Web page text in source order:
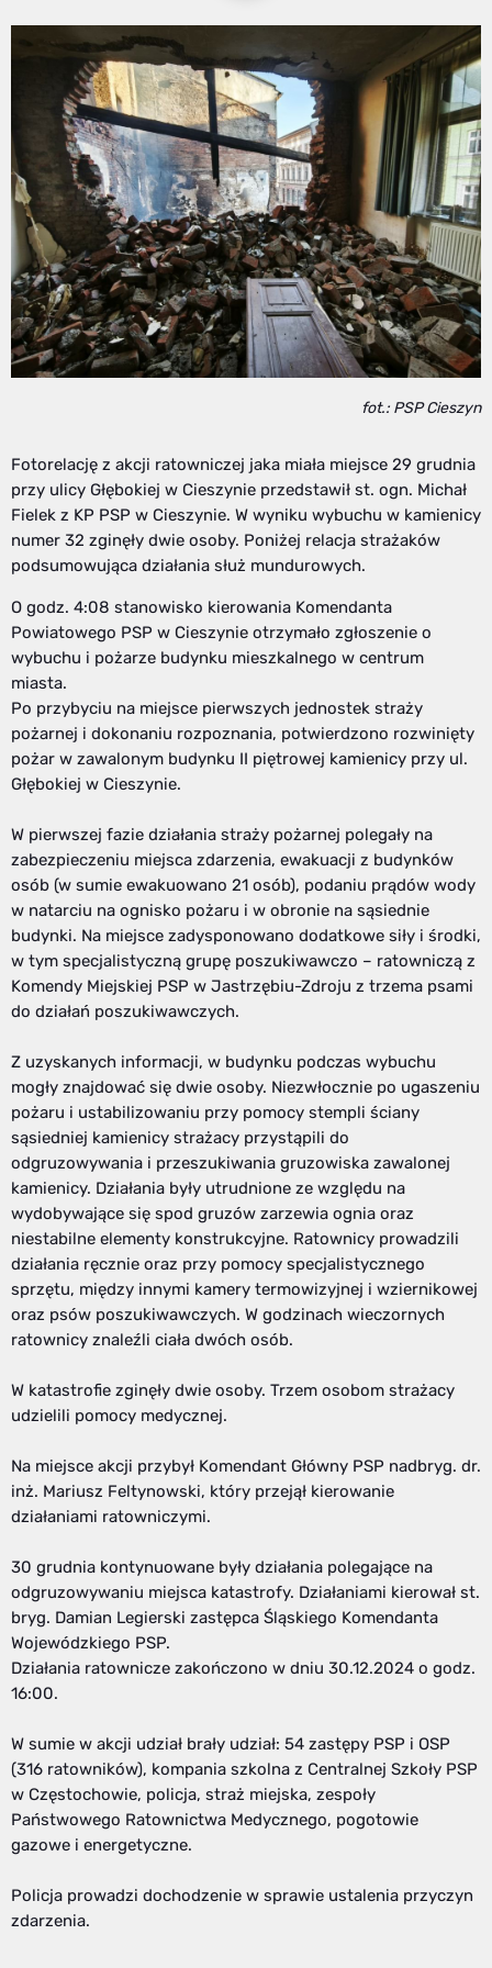
fot.: PSP Cieszyn
Fotorelację z akcji ratowniczej jaka miała miejsce 29 grudnia
przy ulicy Głębokiej w Cieszynie przedstawił st. ogn. Michał
Fielek z KP PSP w Cieszynie. W wyniku wybuchu w kamienicy
numer 32 zginęły dwie osoby. Poniżej relacja strażaków
podsumowująca działania służ mundurowych.
O godz. 4:08 stanowisko kierowania Komendanta
Powiatowego PSP w Cieszynie otrzymało zgłoszenie o
wybuchu i pożarze budynku mieszkalnego w centrum
miasta.
Po przybyciu na miejsce pierwszych jednostek straży
pożarnej i dokonaniu rozpoznania, potwierdzono rozwinięty
pożar w zawalonym budynku II piętrowej kamienicy przy ul.
Głębokiej w Cieszynie.
W pierwszej fazie działania straży pożarnej polegały na
zabezpieczeniu miejsca zdarzenia, ewakuacji z budynków
osób (w sumie ewakuowano 21 osób), podaniu prądów wody
w natarciu na ognisko pożaru i w obronie na sąsiednie
budynki. Na miejsce zadysponowano dodatkowe siły i środki,
w tym specjalistyczną grupę poszukiwawczo – ratowniczą z
Komendy Miejskiej PSP w Jastrzębiu-Zdroju z trzema psami
do działań poszukiwawczych.
Z uzyskanych informacji, w budynku podczas wybuchu
mogły znajdować się dwie osoby. Niezwłocznie po ugaszeniu
pożaru i ustabilizowaniu przy pomocy stempli ściany
sąsiedniej kamienicy strażacy przystąpili do
odgruzowywania i przeszukiwania gruzowiska zawalonej
kamienicy. Działania były utrudnione ze względu na
wydobywające się spod gruzów zarzewia ognia oraz
niestabilne elementy konstrukcyjne. Ratownicy prowadzili
działania ręcznie oraz przy pomocy specjalistycznego
sprzętu, między innymi kamery termowizyjnej i wziernikowej
oraz psów poszukiwawczych. W godzinach wieczornych
ratownicy znaleźli ciała dwóch osób.
W katastrofie zginęły dwie osoby. Trzem osobom strażacy
udzielili pomocy medycznej.
Na miejsce akcji przybył Komendant Główny PSP nadbryg. dr.
inż. Mariusz Feltynowski, który przejął kierowanie
działaniami ratowniczymi.
30 grudnia kontynuowane były działania polegające na
odgruzowywaniu miejsca katastrofy. Działaniami kierował st.
bryg. Damian Legierski zastępca Śląskiego Komendanta
Wojewódzkiego PSP.
Działania ratownicze zakończono w dniu 30.12.2024 o godz.
16:00.
W sumie w akcji udział brały udział: 54 zastępy PSP i OSP
(316 ratowników), kompania szkolna z Centralnej Szkoły PSP
w Częstochowie, policja, straż miejska, zespoły
Państwowego Ratownictwa Medycznego, pogotowie
gazowe i energetyczne.
Policja prowadzi dochodzenie w sprawie ustalenia przyczyn
zdarzenia.